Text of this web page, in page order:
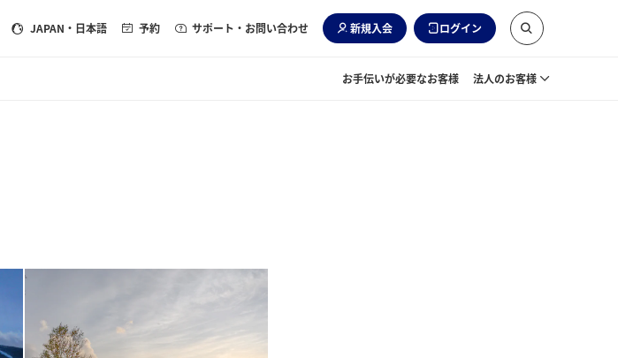
JAPAN ・日本語 予約 サポート・お問い合わせ 新規入会 ログイン
お手伝いが必要なお客様 法人のお客様